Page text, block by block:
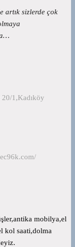
artık sizlerde çok
1,Kadıköy
mobilya,el
kol saati,dolma